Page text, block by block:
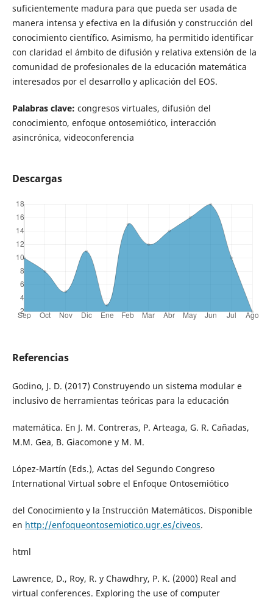
suficientemente madura para que pueda ser usada de
manera intensa y efectiva en la difusión y construcción del
conocimiento científico. Asimismo, ha permitido identificar
con claridad el ámbito de difusión y relativa extensión de la
comunidad de profesionales de la educación matemática
interesados por el desarrollo y aplicación del EOS.
Palabras clave: congresos virtuales, difusión del
conocimiento, enfoque ontosemiótico, interacción
asincrónica, videoconferencia
Descargas
Referencias
Godino, J. D. (2017) Construyendo un sistema modular e
inclusivo de herramientas teóricas para la educación
matemática. En J. M. Contreras, P. Arteaga, G. R. Cañadas,
M.M. Gea, B. Giacomone y M. M.
López-Martín (Eds.), Actas del Segundo Congreso
International Virtual sobre el Enfoque Ontosemiótico
del Conocimiento y la Instrucción Matemáticos. Disponible
en http://enfoqueontosemiotico.ugr.es/civeos.
html
Lawrence, D., Roy, R. y Chawdhry, P. K. (2000) Real and
virtual conferences. Exploring the use of computer